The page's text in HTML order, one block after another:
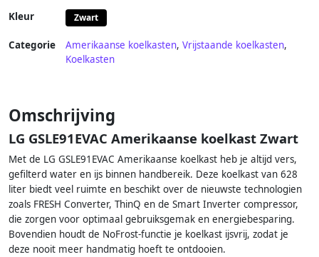
Kleur Zwart
Categorie Amerikaanse koelkasten, Vrijstaande koelkasten,
Koelkasten
Omschrijving
LG GSLE91EVAC Amerikaanse koelkast Zwart
Met de LG GSLE91EVAC Amerikaanse koelkast heb je altijd vers,
gefilterd water en ijs binnen handbereik. Deze koelkast van 628
liter biedt veel ruimte en beschikt over de nieuwste technologien
zoals FRESH Converter, ThinQ en de Smart Inverter compressor,
die zorgen voor optimaal gebruiksgemak en energiebesparing.
Bovendien houdt de NoFrost-functie je koelkast ijsvrij, zodat je
deze nooit meer handmatig hoeft te ontdooien.